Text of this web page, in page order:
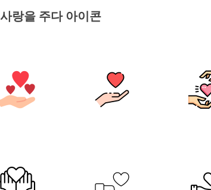
사랑을 주다 아이콘